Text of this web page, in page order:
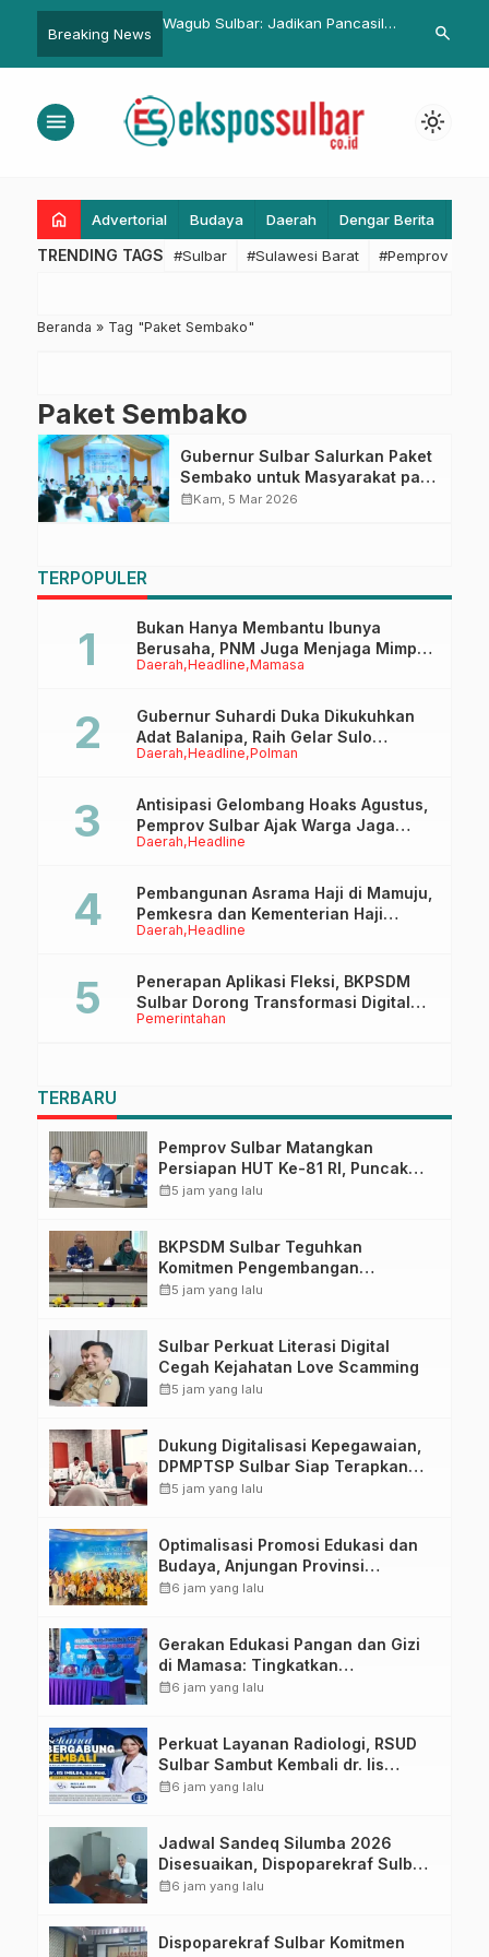
Breaking News
Infrastruktur
dan Tahun Baru
Wagub Sulbar: Jadikan Pancasila
Perpecahan
Hadirisearch
menu light_mode
home Advertorial Budaya Daerah Dengar Berita
TRENDING TAGS #Sulbar #Sulawesi Barat #Pemprov
Beranda » Tag "Paket Sembako"
Paket Sembako
Gubernur Sulbar Salurkan Paket
Sembako untuk Masyarakat pada
Safari Ramadan
calendar_monthKam, 5 Mar 2026
TERPOPULER
Daerah Headline Mamasa
Bukan Hanya Membantu Ibunya
Berusaha, PNM Juga Menjaga Mimpi
Anaknya Untuk Menggapai Cita-Cita
Daerah Headline Polman
Gubernur Suhardi Duka Dikukuhkan
Adat Balanipa, Raih Gelar Sulo
Tappidena
Daerah Headline
Antisipasi Gelombang Hoaks Agustus,
Pemprov Sulbar Ajak Warga Jaga
Ruang Digital
Daerah Headline
Pembangunan Asrama Haji di Mamuju,
Pemkesra dan Kementerian Haji
Sulbar Tinjau Lokasi
Pemerintahan
Penerapan Aplikasi Fleksi, BKPSDM
Sulbar Dorong Transformasi Digital
Sistem Kehadiran ASN
TERBARU
Pemprov Sulbar Matangkan
Persiapan HUT Ke-81 RI, Puncak
Upacara di Lapangan Ahmad
calendar_month5 jam yang lalu
BKPSDM Sulbar Teguhkan
Komitmen Pengembangan
Kompetensi ASN melalui
calendar_month5 jam yang lalu
Sulbar Perkuat Literasi Digital
Cegah Kejahatan Love Scamming
calendar_month5 jam yang lalu
Dukung Digitalisasi Kepegawaian,
DPMPTSP Sulbar Siap Terapkan
Aplikasi FLEKSI ASN
calendar_month5 jam yang lalu
Optimalisasi Promosi Edukasi dan
Budaya, Anjungan Provinsi
Sulawesi Barat Perkuat Kolaborasi
calendar_month6 jam yang lalu
Gerakan Edukasi Pangan dan Gizi
di Mamasa: Tingkatkan
Pengetahuan dan Keterampilan
calendar_month6 jam yang lalu
Perkuat Layanan Radiologi, RSUD
Sulbar Sambut Kembali dr. Iis
Imelda, Sp.Rad
calendar_month6 jam yang lalu
Jadwal Sandeq Silumba 2026
Disesuaikan, Dispoparekraf Sulbar
Pastikan Persiapan Tetap
calendar_month6 jam yang lalu
Dispoparekraf Sulbar Komitmen